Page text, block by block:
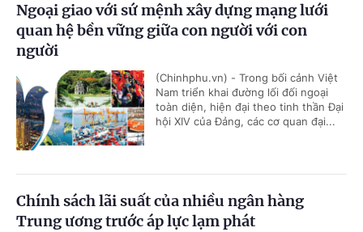
Ngoại giao với sứ mệnh xây dựng mạng lưới
quan hệ bền vững giữa con người với con
người
(Chinhphu.vn) - Trong bối cảnh Việt
Nam triển khai đường lối đối ngoại
toàn diện, hiện đại theo tinh thần Đại
hội XIV của Đảng, các cơ quan đại...
Chính sách lãi suất của nhiều ngân hàng
Trung ương trước áp lực lạm phát